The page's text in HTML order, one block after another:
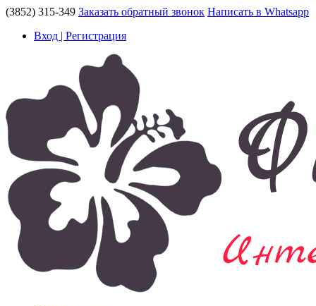
(3852) 315-349 Заказать обратный звонок Написать в Whatsapp
Вход | Регистрация